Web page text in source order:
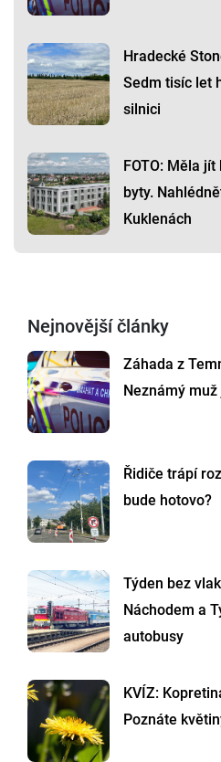
Hradecké
Sedm tisíc let
silnici
FOTO: Měla
byty.
Kuklenách
Nejnovější články
Záhada z
Neznámý
Řidiče trápí
bude hotovo?
Týden bez
Náchodem a
autobusy
KVÍZ:
Poznáte